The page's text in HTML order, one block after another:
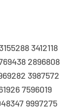
3412118
2896808
3987572
7596019
9997275